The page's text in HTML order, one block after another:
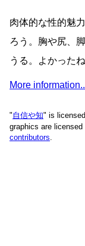
肉体的な性的魅
ろう。胸や尻、
うる。よかった
More
"自信や知" is
graphics are licensed
contributors.